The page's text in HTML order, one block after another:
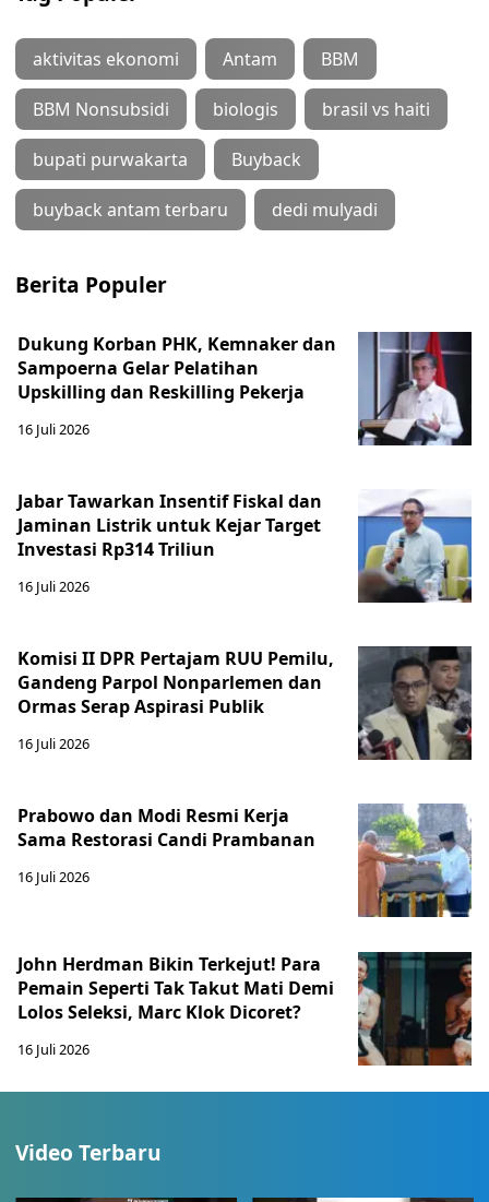
aktivitas ekonomi Antam BBM
BBM Nonsubsidi biologis brasil vs haiti
bupati purwakarta Buyback
buyback antam terbaru dedi mulyadi
Berita Populer
Dukung Korban PHK, Kemnaker dan
Sampoerna Gelar Pelatihan
Upskilling dan Reskilling Pekerja
16 Juli 2026
Jabar Tawarkan Insentif Fiskal dan
Jaminan Listrik untuk Kejar Target
Investasi Rp314 Triliun
16 Juli 2026
Komisi II DPR Pertajam RUU Pemilu,
Gandeng Parpol Nonparlemen dan
Ormas Serap Aspirasi Publik
16 Juli 2026
Prabowo dan Modi Resmi Kerja
Sama Restorasi Candi Prambanan
16 Juli 2026
John Herdman Bikin Terkejut! Para
Pemain Seperti Tak Takut Mati Demi
Lolos Seleksi, Marc Klok Dicoret?
16 Juli 2026
Video Terbaru